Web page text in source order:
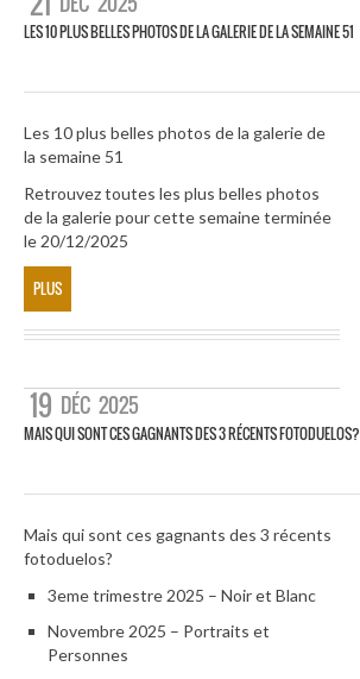
LES 10 PLUS BELLES PHOTOS DE LA GALERIE DE LA SEMAINE 51
Les 10 plus belles photos de la galerie de
la semaine 51
Retrouvez toutes les plus belles photos
de la galerie pour cette semaine terminée
le 20/12/2025
PLUS
19 DÉC 2025
MAIS QUI SONT CES GAGNANTS DES 3 RÉCENTS FOTODUELOS?
Mais qui sont ces gagnants des 3 récents
fotoduelos?
3eme trimestre 2025 – Noir et Blanc
Novembre 2025 – Portraits et
Personnes